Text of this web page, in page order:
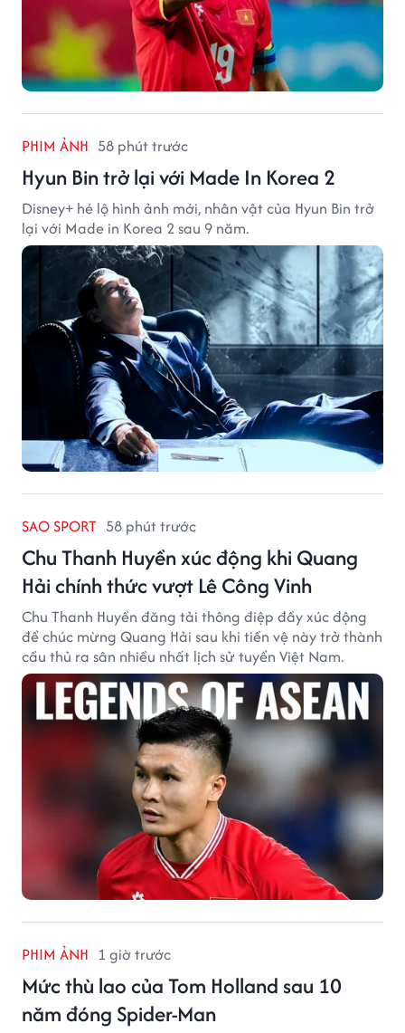
PHIM ẢNH 58 phút trước
Hyun Bin trở lại với Made In Korea 2
Disney+ hé lộ hình ảnh mới, nhân vật của Hyun Bin trở
lại với Made in Korea 2 sau 9 năm.
SAO SPORT 58 phút trước
Chu Thanh Huyền xúc động khi Quang
Hải chính thức vượt Lê Công Vinh
Chu Thanh Huyền đăng tải thông điệp đầy xúc động
để chúc mừng Quang Hải sau khi tiền vệ này trở thành
cầu thủ ra sân nhiều nhất lịch sử tuyển Việt Nam.
PHIM ẢNH 1 giờ trước
Mức thù lao của Tom Holland sau 10
năm đóng Spider-Man